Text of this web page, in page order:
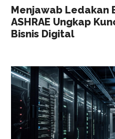
Menjawab Ledakan
ASHRAE Ungkap
Bisnis Digital